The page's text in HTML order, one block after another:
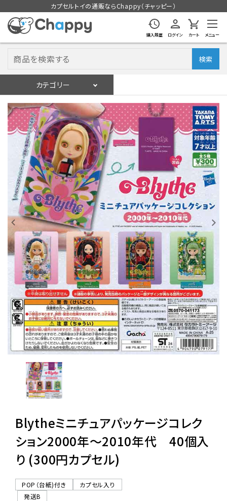
カプセルトイの通販ならChappy（チャッピー）
購入履歴 ログイン カート メニュー
検索
カテゴリー
ログイン 会員登録
入荷スケジュールをチェック
カプセルトイマシン本体
カプセルトイ
販促用空カプセル
レンタル
景品・玩具・文具
販促用カプセルトイ
よくあるご質問
06-6282-7659
Blytheミニチュアパッケージコレク
ション2000年〜2010年代 40個入
り (300円カプセル)
POP（台紙)付き
カプセル入り
発送B